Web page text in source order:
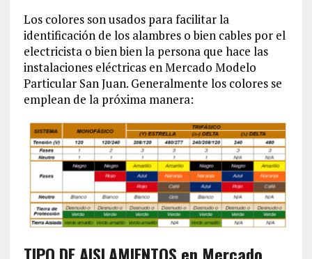
Los colores son usados para facilitar la
identificación de los alambres o bien cables por el
electricista o bien bien la persona que hace las
instalaciones eléctricas en Mercado Modelo
Particular San Juan. Generalmente los colores se
emplean de la próxima manera:
TIPO DE AISLAMIENTOS en Mercado